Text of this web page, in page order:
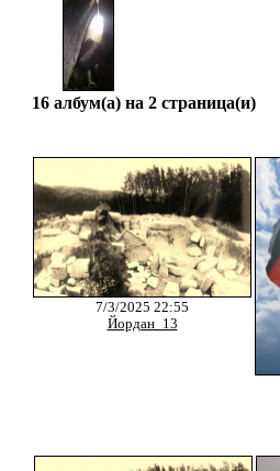
16 албум(а) на 2 страница(и)
7/3/2025 22:55
Йордан_13